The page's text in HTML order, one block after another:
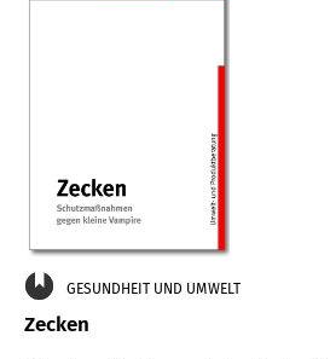
GESUNDHEIT UND UMWELT
Zecken